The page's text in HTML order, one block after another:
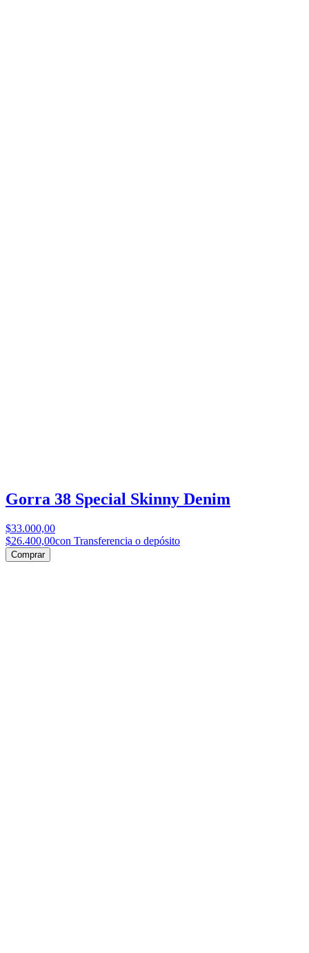
Gorra 38 Special Skinny Denim
$33.000,00
$26.400,00con Transferencia o depósito
Comprar